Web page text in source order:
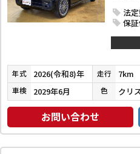
法
保
年式 2026(令和8)年 走行 7km
車検 2029年6月 色
お問い合わせ